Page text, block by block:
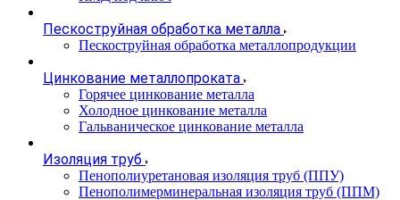
Пескоструйная обработка металла
Пескоструйная обработка металлопродукции
Цинкование металлопроката
Горячее цинкование металла
Холодное цинкование металла
Гальваническое цинкование металла
Изоляция труб
Пенополиуретановая изоляция труб (ППУ)
Пенополимерминеральная изоляция труб (ППМ)